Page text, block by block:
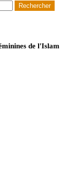
de l'Islam